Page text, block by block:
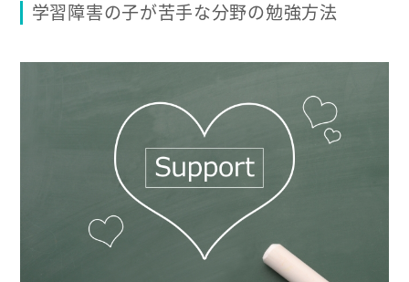
学習障害の子が苦手な分野の勉強方法